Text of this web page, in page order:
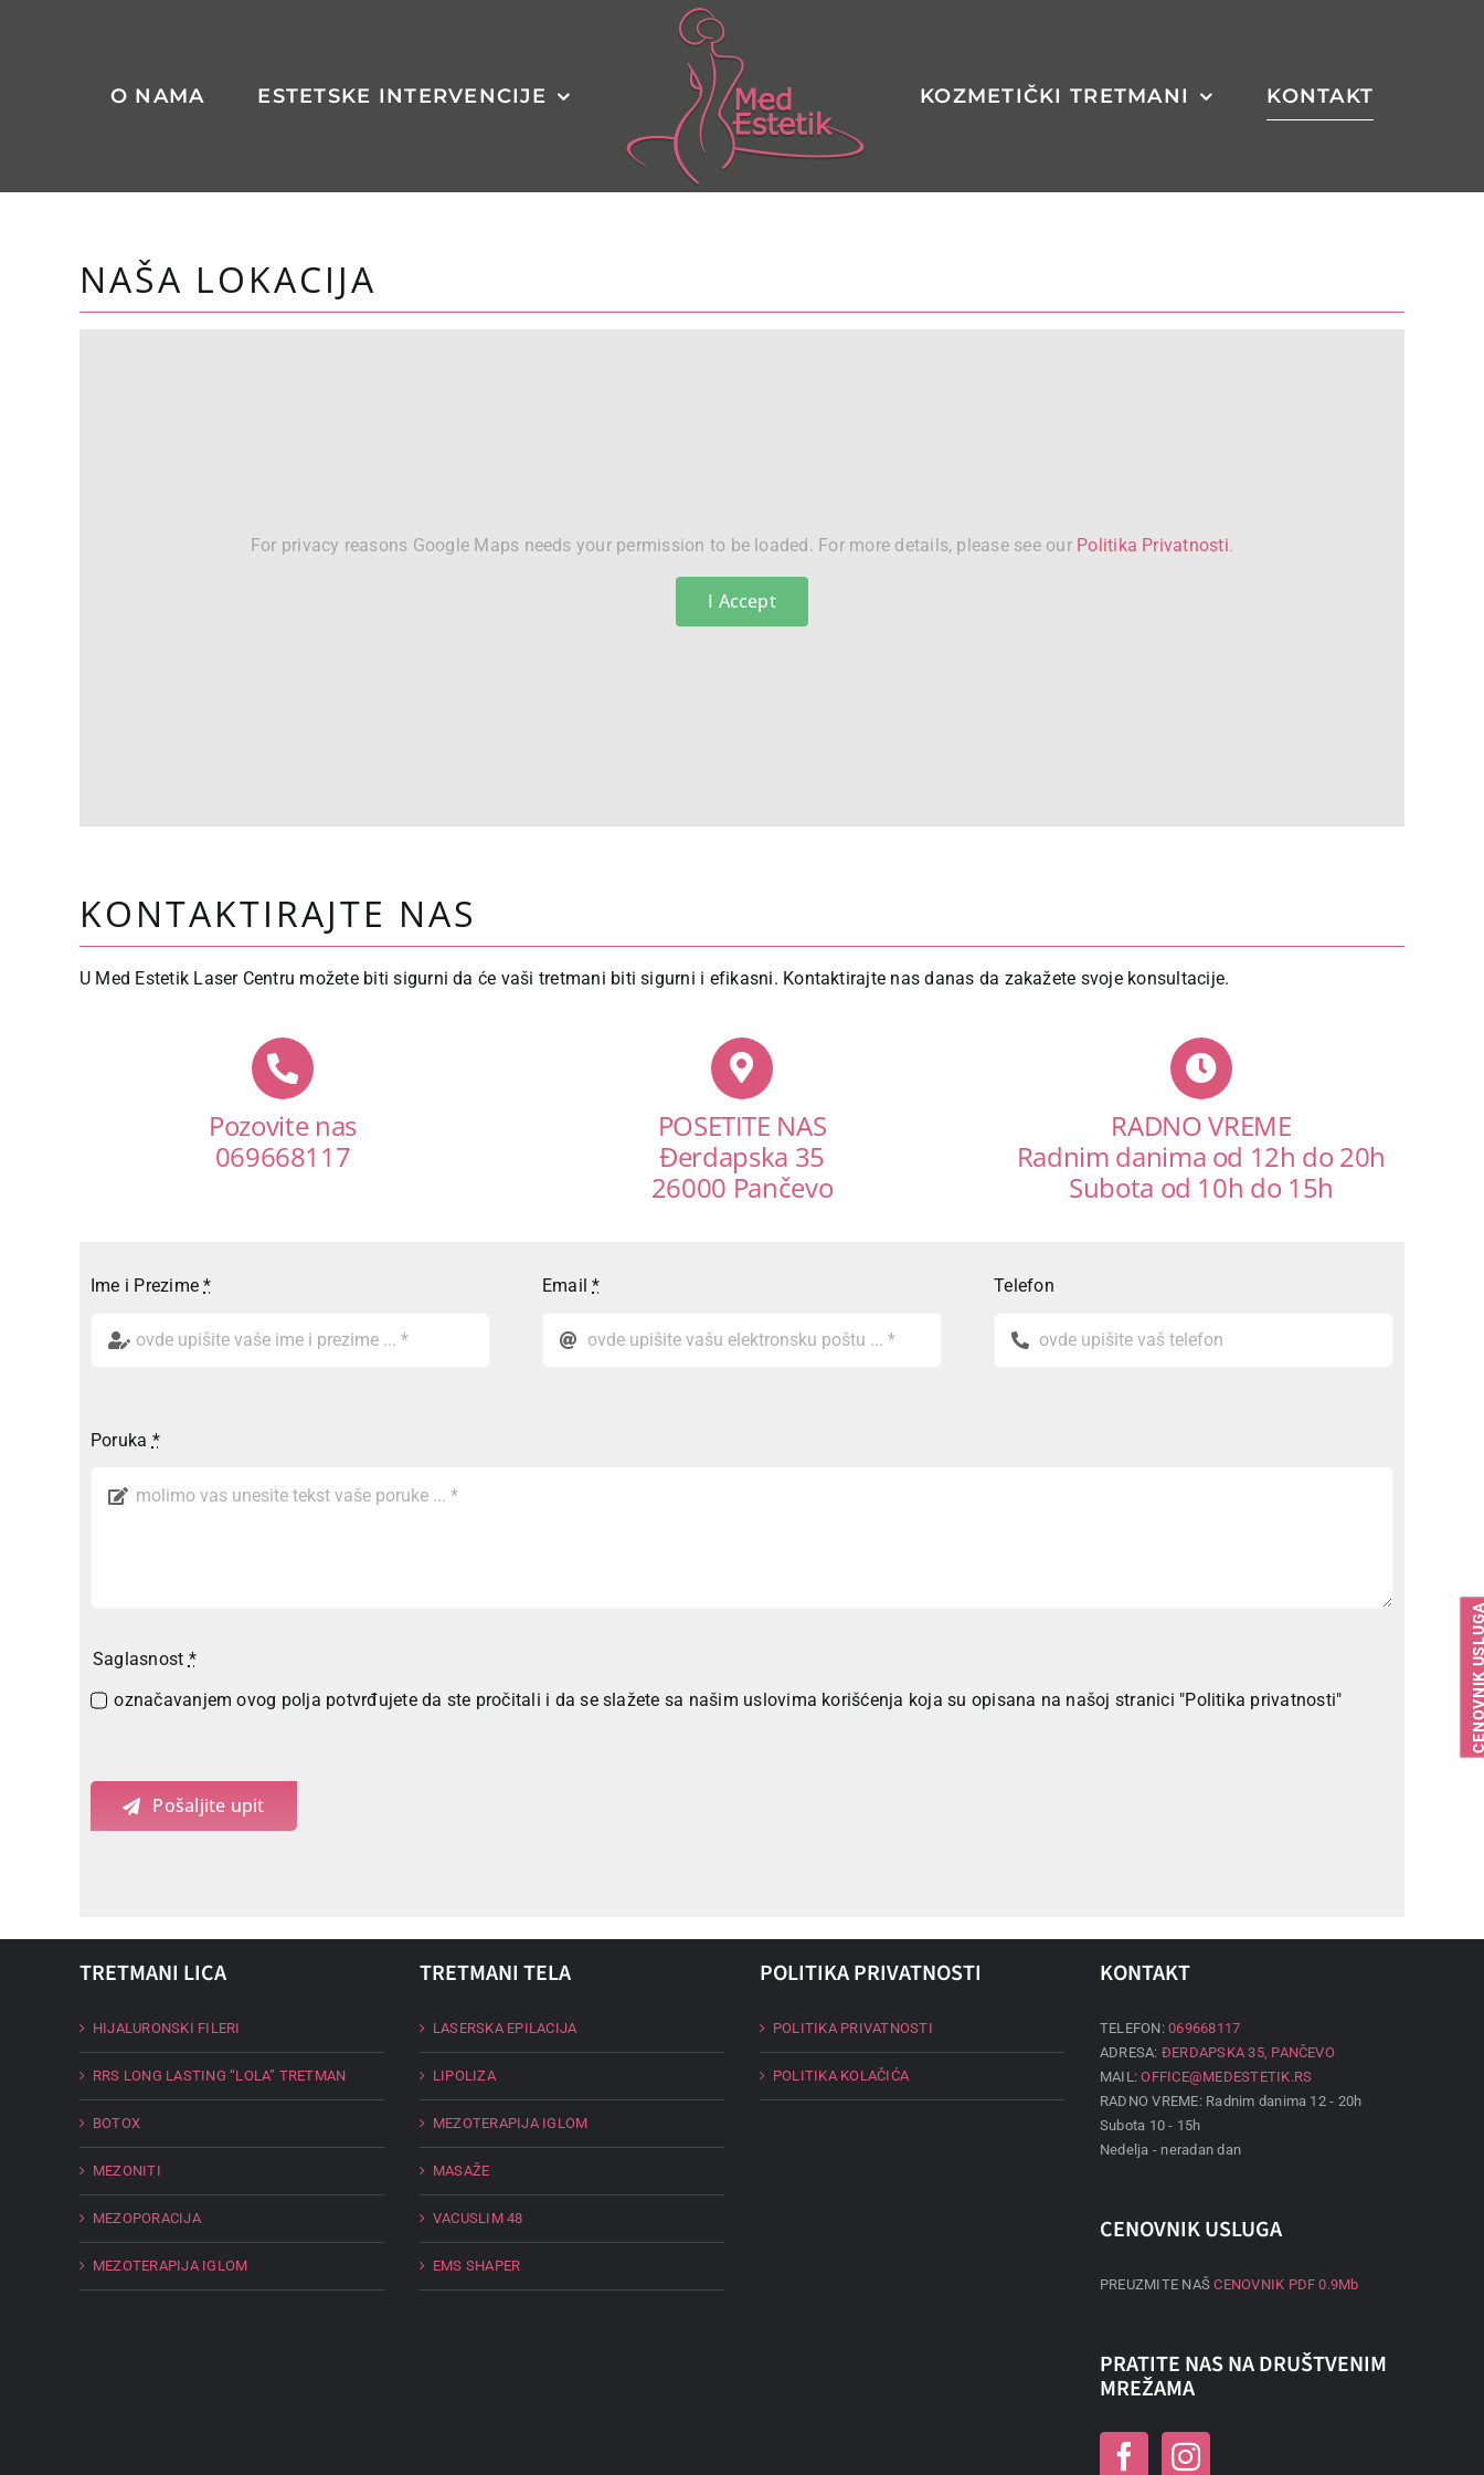
O NAMA ESTETSKE INTERVENCIJE KOZMETIČKI TRETMANI KONTAKT
NAŠA LOKACIJA
For privacy reasons Google Maps needs your permission to be loaded. For more details, please see our Politika Privatnosti.
I Accept
KONTAKTIRAJTE NAS
U Med Estetik Laser Centru možete biti sigurni da će vaši tretmani biti sigurni i efikasni. Kontaktirajte nas danas da zakažete svoje konsultacije.
Pozovite nas
069668117
POSETITE NAS
Đerdapska 35
26000 Pančevo
RADNO VREME
Radnim danima od 12h do 20h
Subota od 10h do 15h
Ime i Prezime* Email* Telefon
Poruka *
Saglasnost *
označavanjem ovog polja potvrđujete da ste pročitali i da se slažete sa našim uslovima korišćenja koja su opisana na našoj stranici "Politika privatnosti"
Pošaljite upit
TRETMANI LICA
HIJALURONSKI FILERI
RRS LONG LASTING “LOLA” TRETMAN
BOTOX
MEZONITI
MEZOPORACIJA
MEZOTERAPIJA IGLOM
TRETMANI TELA
LASERSKA EPILACIJA
LIPOLIZA
MEZOTERAPIJA IGLOM
MASAŽE
VACUSLIM 48
EMS SHAPER
POLITIKA PRIVATNOSTI
POLITIKA PRIVATNOSTI
POLITIKA KOLAČIĆA
KONTAKT
TELEFON:069668117
ADRESA: ĐERDAPSKA 35, PANČEVO
MAIL:OFFICE@MEDESTETIK.RS
RADNO VREME: Radnim danima 12 - 20h
Subota 10 - 15h
Nedelja - neradan dan
CENOVNIK USLUGA
PREUZMITE NAŠCENOVNIK PDF 0.9Mb
PRATITE NAS NA DRUŠTVENIM
MREŽAMA